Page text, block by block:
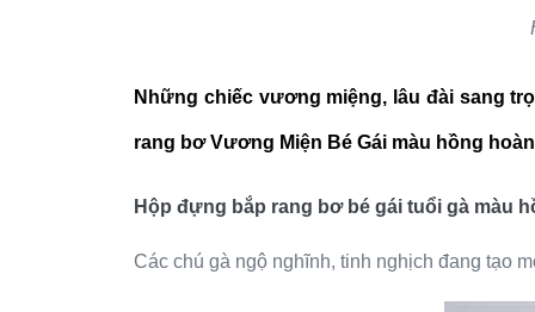
Những chiếc vương miệng, lâu đài sang
rang bơ Vương Miện Bé Gái màu hồng
Hộp đựng bắp rang bơ bé gái tuổi gà màu
Các chú gà ngộ nghĩnh, tinh nghịch đang tạo